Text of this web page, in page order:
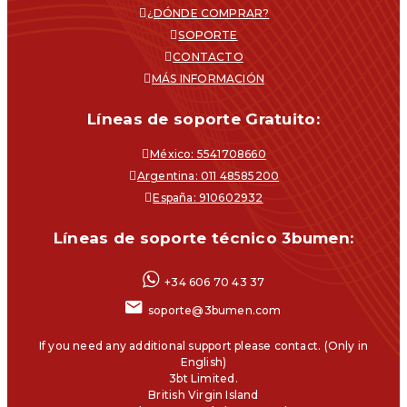
¿DÓNDE COMPRAR?
SOPORTE
CONTACTO
MÁS INFORMACIÓN
Líneas de soporte Gratuito:
México: 5541708660
Argentina: 011 48585200
España: 910602932
Líneas de soporte técnico 3bumen:
+34 606 70 43 37
soporte@3bumen.com
If you need any additional support please contact. (Only in
English)
3bt Limited.
British Virgin Island